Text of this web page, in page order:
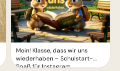
Moin! Klasse, dass wir uns
wiederhaben – Schulstart-
Spaß für Instagram